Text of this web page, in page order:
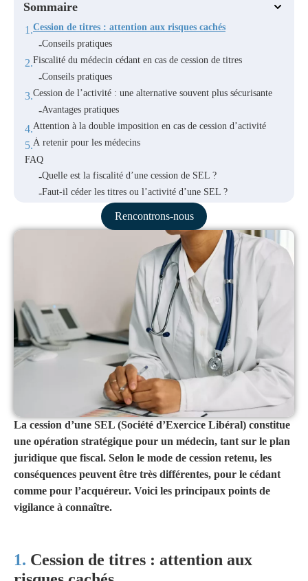
La cession d’une SEL (Société d’Exercice Libéral) constitue
une opération stratégique pour un médecin, tant sur le plan
juridique que fiscal. Selon le mode de cession retenu, les
conséquences peuvent être très différentes, pour le cédant
comme pour l’acquéreur. Voici les principaux points de
vigilance à connaître.
Cession de titres : attention aux
Sommaire
Cession de titres : attention aux risques cachés
Conseils pratiques
Fiscalité du médecin cédant en cas de cession de titres
Conseils pratiques
Cession de l’activité : une alternative souvent plus sécurisante
Avantages pratiques
Attention à la double imposition en cas de cession d’activité
À retenir pour les médecins
FAQ
Quelle est la fiscalité d’une cession de SEL ?
Faut-il céder les titres ou l’activité d’une SEL ?
Quels sont les droits d’enregistrement en cas de cession de
Retrouvez nos articles récents
Rencontrons-nous